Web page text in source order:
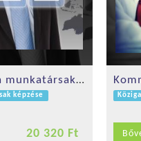
Kapcsolattartás a munkatársakkal és az ügyfelekkel
képzése
20 320 Ft